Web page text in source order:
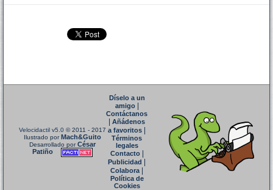
Velocidactil v5.0 © 2011 - 2017
Ilustrado porMach&Guito
Desarrollado porCésar
Patiño
Díselo a un
amigo|
Contáctanos
Añádenos
a favoritos
Términos
legales
Contacto|
Publicidad
Colabora|
Política de
Cookies